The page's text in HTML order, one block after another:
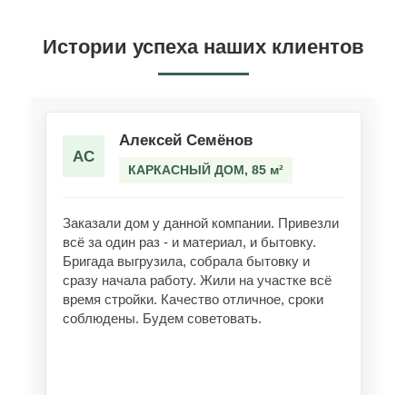
Истории успеха наших клиентов
АС
Алексей Семёнов
КАРКАСНЫЙ ДОМ, 85 м²
Заказали дом у данной компании. Привезли
всё за один раз - и материал, и бытовку.
Бригада выгрузила, собрала бытовку и
сразу начала работу. Жили на участке всё
время стройки. Качество отличное, сроки
соблюдены. Будем советовать.